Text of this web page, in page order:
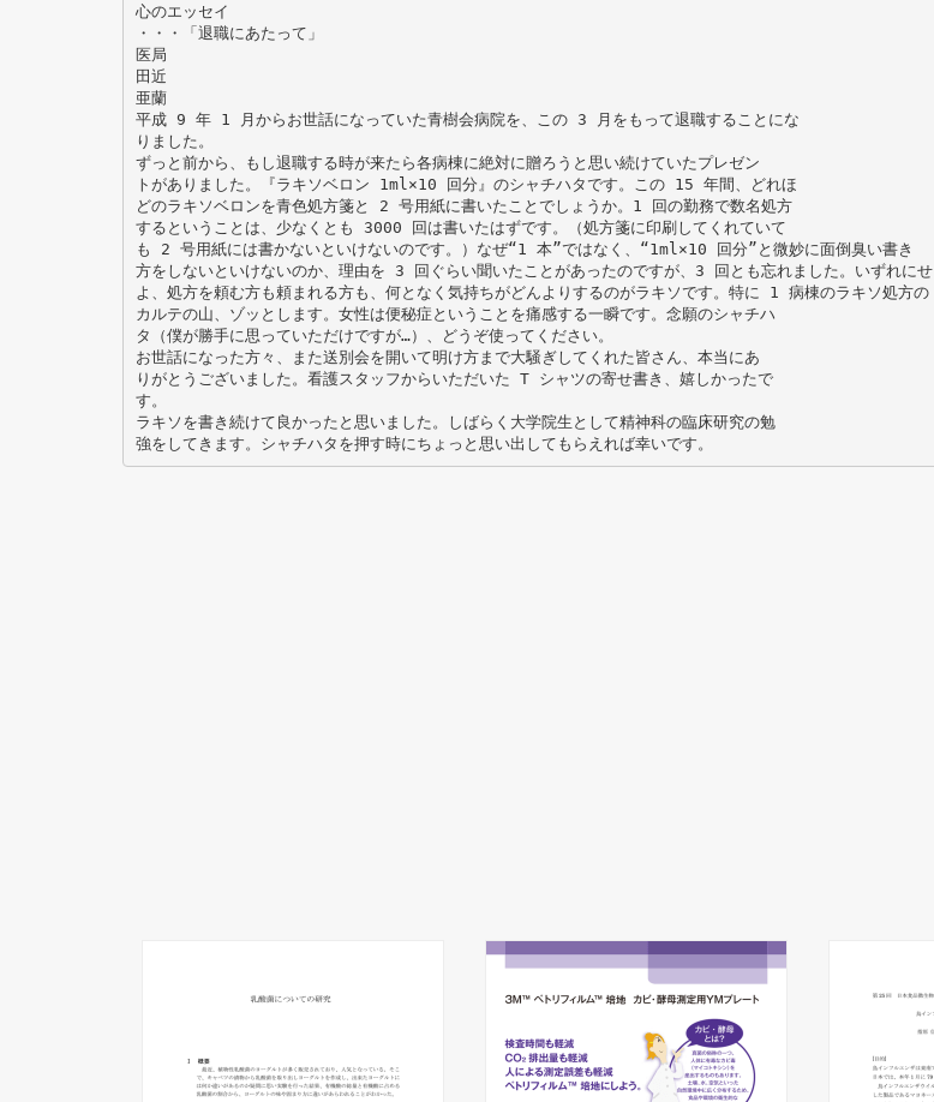
心のエッセイ
・・・「退職にあたって」
医局
田近
亜蘭
平成 9 年 1 月からお世話になっていた青樹会病院を、この 3 月をもって退職することにな
りました。
ずっと前から、もし退職する時が来たら各病棟に絶対に贈ろうと思い続けていたプレゼン
トがありました。『ラキソベロン 1ml×10 回分』のシャチハタです。この 15 年間、どれほ
どのラキソベロンを青色処方箋と 2 号用紙に書いたことでしょうか。1 回の勤務で数名処方
するということは、少なくとも 3000 回は書いたはずです。（処方箋に印刷してくれていて
も 2 号用紙には書かないといけないのです。）なぜ“1 本”ではなく、“1ml×10 回分”と微妙に面倒臭い書き
方をしないといけないのか、理由を 3 回ぐらい聞いたことがあったのですが、3 回とも忘れました。いずれにせ
よ、処方を頼む方も頼まれる方も、何となく気持ちがどんよりするのがラキソです。特に 1 病棟のラキソ処方の
カルテの山、ゾッとします。女性は便秘症ということを痛感する一瞬です。念願のシャチハ
タ（僕が勝手に思っていただけですが…）、どうぞ使ってください。
お世話になった方々、また送別会を開いて明け方まで大騒ぎしてくれた皆さん、本当にあ
りがとうございました。看護スタッフからいただいた T シャツの寄せ書き、嬉しかったで
す。
ラキソを書き続けて良かったと思いました。しばらく大学院生として精神科の臨床研究の勉